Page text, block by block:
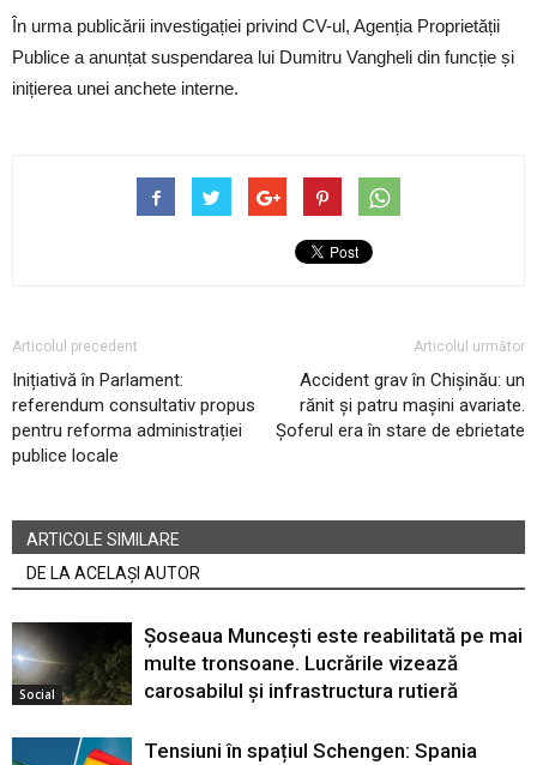
În urma publicării investigației privind CV-ul, Agenția Proprietății
Publice a anunțat suspendarea lui Dumitru Vangheli din funcție și
inițierea unei anchete interne.
Articolul precedent
Inițiativă în Parlament:
referendum consultativ propus
pentru reforma administrației
publice locale
Articolul următor
Accident grav în Chișinău: un
rănit și patru mașini avariate.
Șoferul era în stare de ebrietate
ARTICOLE SIMILARE
DE LA ACELAȘI AUTOR
Social
Șoseaua Muncești este reabilitată pe mai
multe tronsoane. Lucrările vizează
carosabilul și infrastructura rutieră
Tensiuni în spațiul Schengen: Spania